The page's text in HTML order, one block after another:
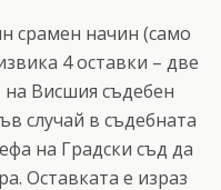
срамен начин (само
4 оставки – две
Висшия съдебен
случай в съдебната
на Градски съд да
Оставката е израз